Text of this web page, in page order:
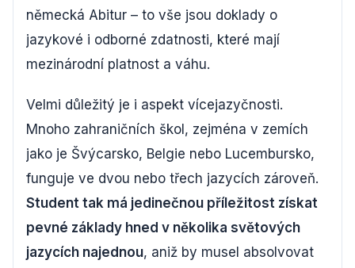
německá Abitur – to vše jsou doklady o
jazykové i odborné zdatnosti, které mají
mezinárodní platnost a váhu.
Velmi důležitý je i aspekt vícejazyčnosti.
Mnoho zahraničních škol, zejména v zemích
jako je Švýcarsko, Belgie nebo Lucembursko,
funguje ve dvou nebo třech jazycích zároveň.
Student tak má jedinečnou příležitost získat
pevné základy hned v několika světových
jazycích najednou, aniž by musel absolvovat